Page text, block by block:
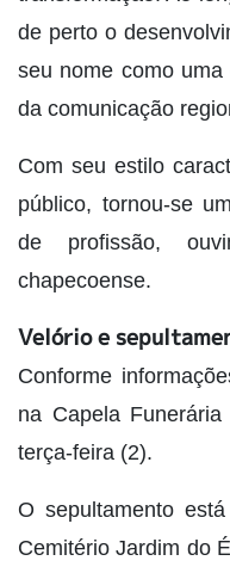
de perto o
seu nome como
da comunicação
Com seu estilo
público, tornou-se
de profissão,
chapecoense.
Velório e
Conforme
na Capela
terça-feira (2).
O sepultamento
Cemitério Jardim do